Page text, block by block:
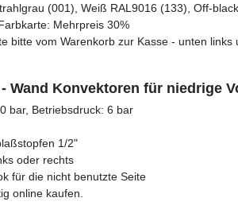
(001), Weiß RAL9016 (133), Off-
Mehrpreis 30%
bitte vom Warenkorb zur Kasse - unten links
Wand Konvektoren für niedrige
bar, Betriebsdruck: 6 bar
1/2"
oder rechts
für die nicht benutzte Seite
online kaufen.